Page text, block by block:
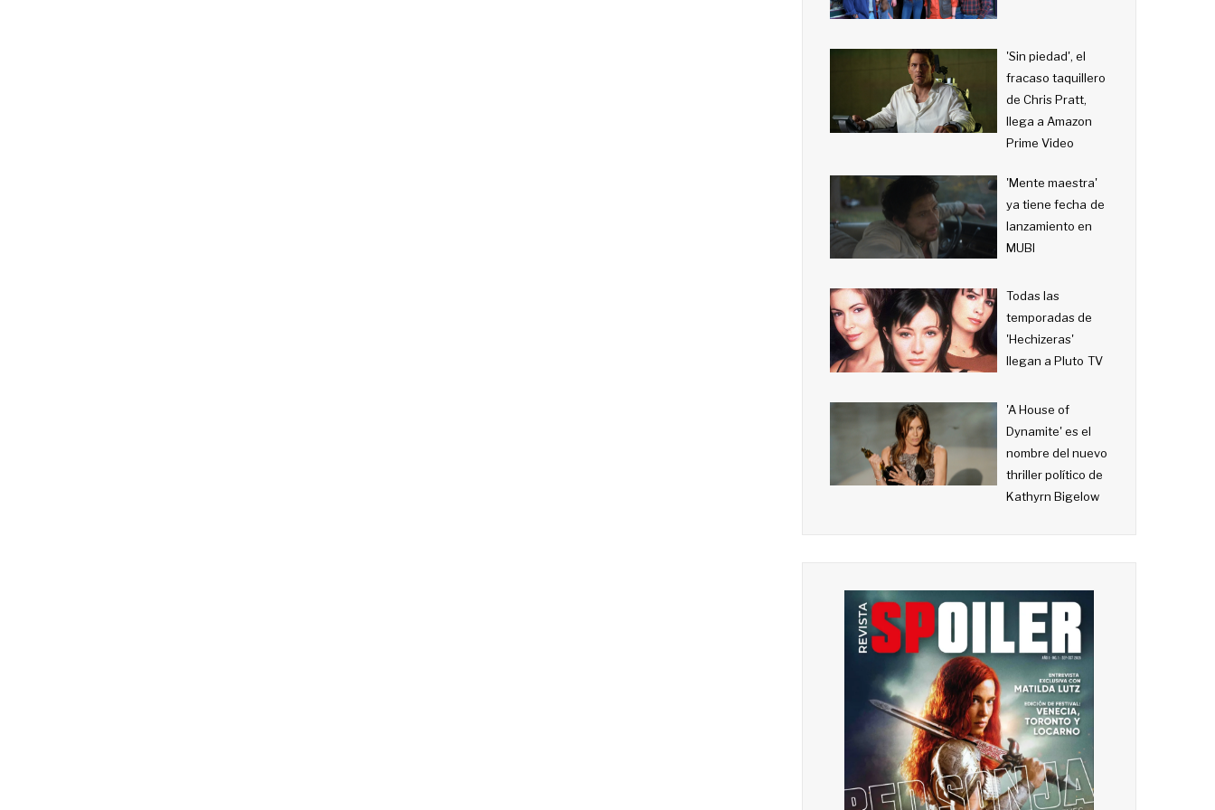
'Sin piedad', el
fracaso taquillero
de Chris Pratt,
llega a Amazon
Prime Video
'Mente maestra'
ya tiene fecha de
lanzamiento en
MUBI
Todas las
temporadas de
'Hechizeras'
llegan a Pluto TV
'A House of
Dynamite' es el
nombre del nuevo
thriller político de
Kathyrn Bigelow